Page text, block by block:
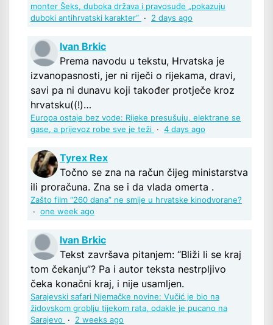
monter Šeks, duboka država i pravosuđe „pokazuju
duboki antihrvatski karakter“ · 2 days ago
Ivan Brkic
Prema navodu u tekstu, Hrvatska je
izvanopasnosti, jer ni riječi o rijekama, dravi,
savi pa ni dunavu koji također protječe kroz
hrvatsku((!)…
Europa ostaje bez vode: Rijeke presušuju, elektrane se
gase, a prijevoz robe sve je teži · 4 days ago
Tyrex Rex
Točno se zna na račun čijeg ministarstva
ili proračuna. Zna se i da vlada omerta .
Zašto film “260 dana” ne smije u hrvatske kinodvorane?
· one week ago
Ivan Brkic
Tekst završava pitanjem: “Bliži li se kraj
tom čekanju”? Pa i autor teksta nestrpljivo
čeka konačni kraj, i nije usamljen.
Sarajevski safari Njemačke novine: Vučić je bio na
židovskom groblju tijekom rata, odakle je pucano na
Sarajevo
· 2 weeks ago